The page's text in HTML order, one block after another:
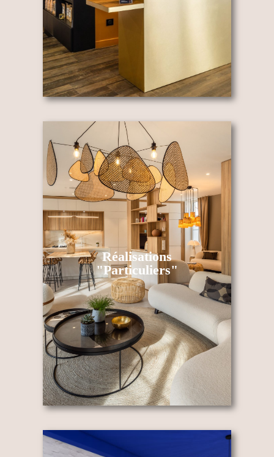
Réalisations
"Particuliers"